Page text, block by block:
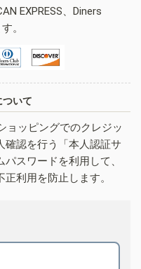
EXPRESS、Diners
。
いて
ョッピングでのクレジッ
確認を行う「本人認証サ
スワードを利用して、
利用を防止します。